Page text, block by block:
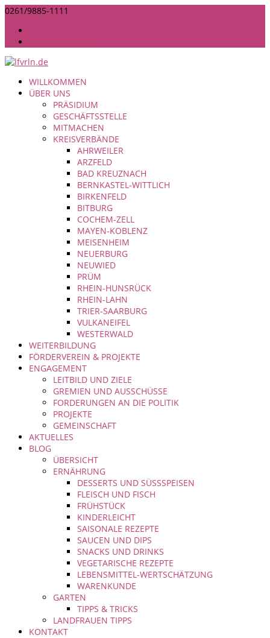
0261/9885-1111
WILLKOMMEN
ÜBER UNS
PRÄSIDIUM
GESCHÄFTSSTELLE
MITMACHEN
KREISVERBÄNDE
AHRWEILER
ARZFELD
BAD KREUZNACH
BERNKASTEL-WITTLICH
BIRKENFELD
BITBURG
COCHEM-ZELL
MAYEN-KOBLENZ
MEISENHEIM
NEUERBURG
NEUWIED
PRÜM
RHEIN-HUNSRÜCK
RHEIN-LAHN
TRIER-SAARBURG
VULKANEIFEL
WESTERWALD
WEITERBILDUNG
FÖRDERVEREIN & PROJEKTE
ENGAGEMENT
LEITBILD UND ZIELE
GREMIEN UND AUSSCHÜSSE
FORDERUNGEN AN DIE POLITIK
PROJEKTE
GEMEINSCHAFT
AKTUELLES
BLOG
ÜBERSICHT
ERNÄHRUNG
DESSERTS UND SÜSSSPEISEN
FLEISCH UND FISCH
FRÜHSTÜCK
KINDERLEICHT
SAISONALE REZEPTE
SAUCEN UND DIPS
SNACKS UND DRINKS
VEGETARISCHE REZEPTE
LEBENSMITTEL-WERTSCHÄTZUNG
WARENKUNDE
GARTEN
TIPPS & TRICKS
LANDFRAUEN TIPPS
KONTAKT